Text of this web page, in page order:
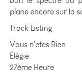
plane encore sur la
Track Listing
Vous n'etes Rien
Élégie
27ème Heure